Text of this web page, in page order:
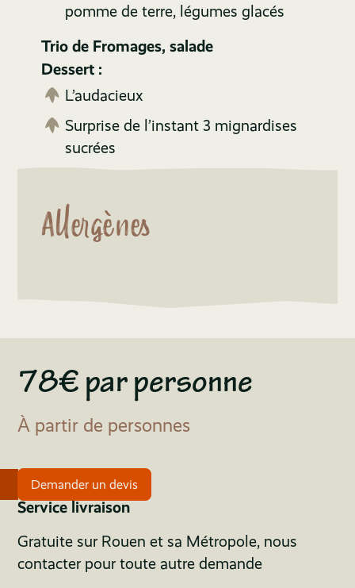
pomme de terre, légumes glacés
Trio de Fromages, salade
Dessert :
L’audacieux
Surprise de l’instant 3 mignardises
sucrées
Allergènes
78€ par personne
À partir de personnes
Demander un devis
Service livraison
Gratuite sur Rouen et sa Métropole, nous
contacter pour toute autre demande